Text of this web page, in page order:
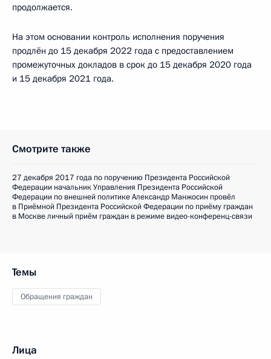
продолжается.
На этом основании контроль исполнения поручения
продлён до 15 декабря 2022 года с предоставлением
промежуточных докладов в срок до 15 декабря 2020 года
и 15 декабря 2021 года.
Смотрите также
27 декабря 2017 года по поручению Президента Российской
Федерации начальник Управления Президента Российской
Федерации по внешней политике Александр Манжосин провёл
в Приёмной Президента Российской Федерации по приёму граждан
в Москве личный приём граждан в режиме видео-конференц-связи
Темы
Обращения граждан
Лица